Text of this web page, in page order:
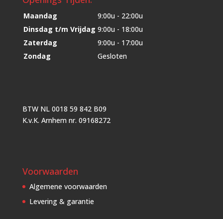
Maandag
9:00u - 22:00u
Dinsdag t/m Vrijdag 9:00u - 18:00u
Zaterdag
9:00u - 17:00u
Zondag
Gesloten
BTW NL 0018 59 842 B09
K.v.K. Arnhem nr. 09168272
Voorwaarden
Algemene voorwaarden
Levering & garantie